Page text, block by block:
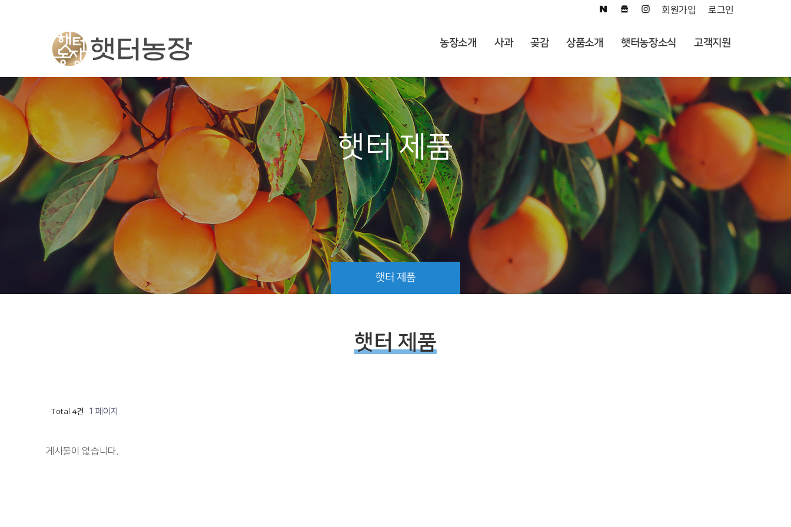
회원가입 로그인
농장소개 사과 곶감 상품소개 햇터농장소식 고객지원
햇터 제품
햇터 제품
햇터 제품
Total 4건 1 페이지
게시물이 없습니다.